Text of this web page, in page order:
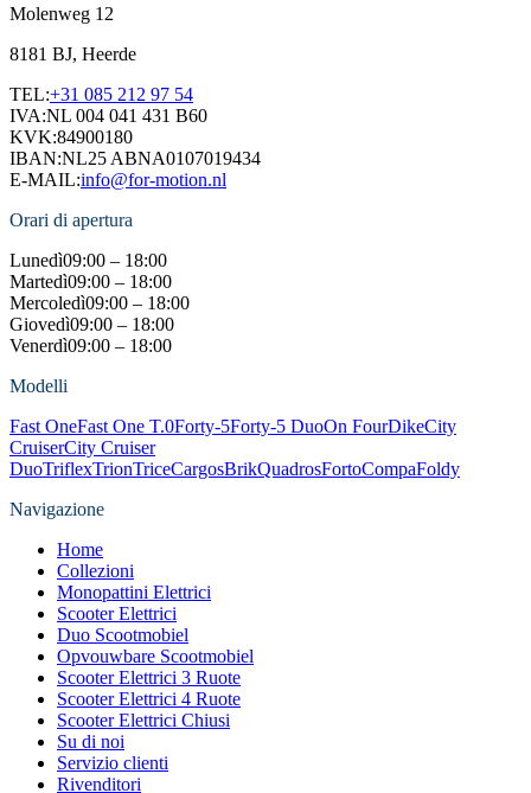
Molenweg 12
8181 BJ, Heerde
TEL:+31 085 212 97 54
IVA:NL 004 041 431 B60
KVK:84900180
IBAN:NL25 ABNA0107019434
E-MAIL:info@for-motion.nl
Orari di apertura
Lunedì09:00 – 18:00
Martedì09:00 – 18:00
Mercoledì09:00 – 18:00
Giovedì09:00 – 18:00
Venerdì09:00 – 18:00
Modelli
Fast OneFast One T.0Forty-5Forty-5 DuoOn FourDikeCity
CruiserCity Cruiser
DuoTriflexTrionTriceCargosBrikQuadrosFortoCompaFoldy
Navigazione
Home
Collezioni
Monopattini Elettrici
Scooter Elettrici
Duo Scootmobiel
Opvouwbare Scootmobiel
Scooter Elettrici 3 Ruote
Scooter Elettrici 4 Ruote
Scooter Elettrici Chiusi
Su di noi
Servizio clienti
Rivenditori